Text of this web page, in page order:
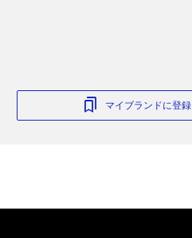
マイブランドに登録